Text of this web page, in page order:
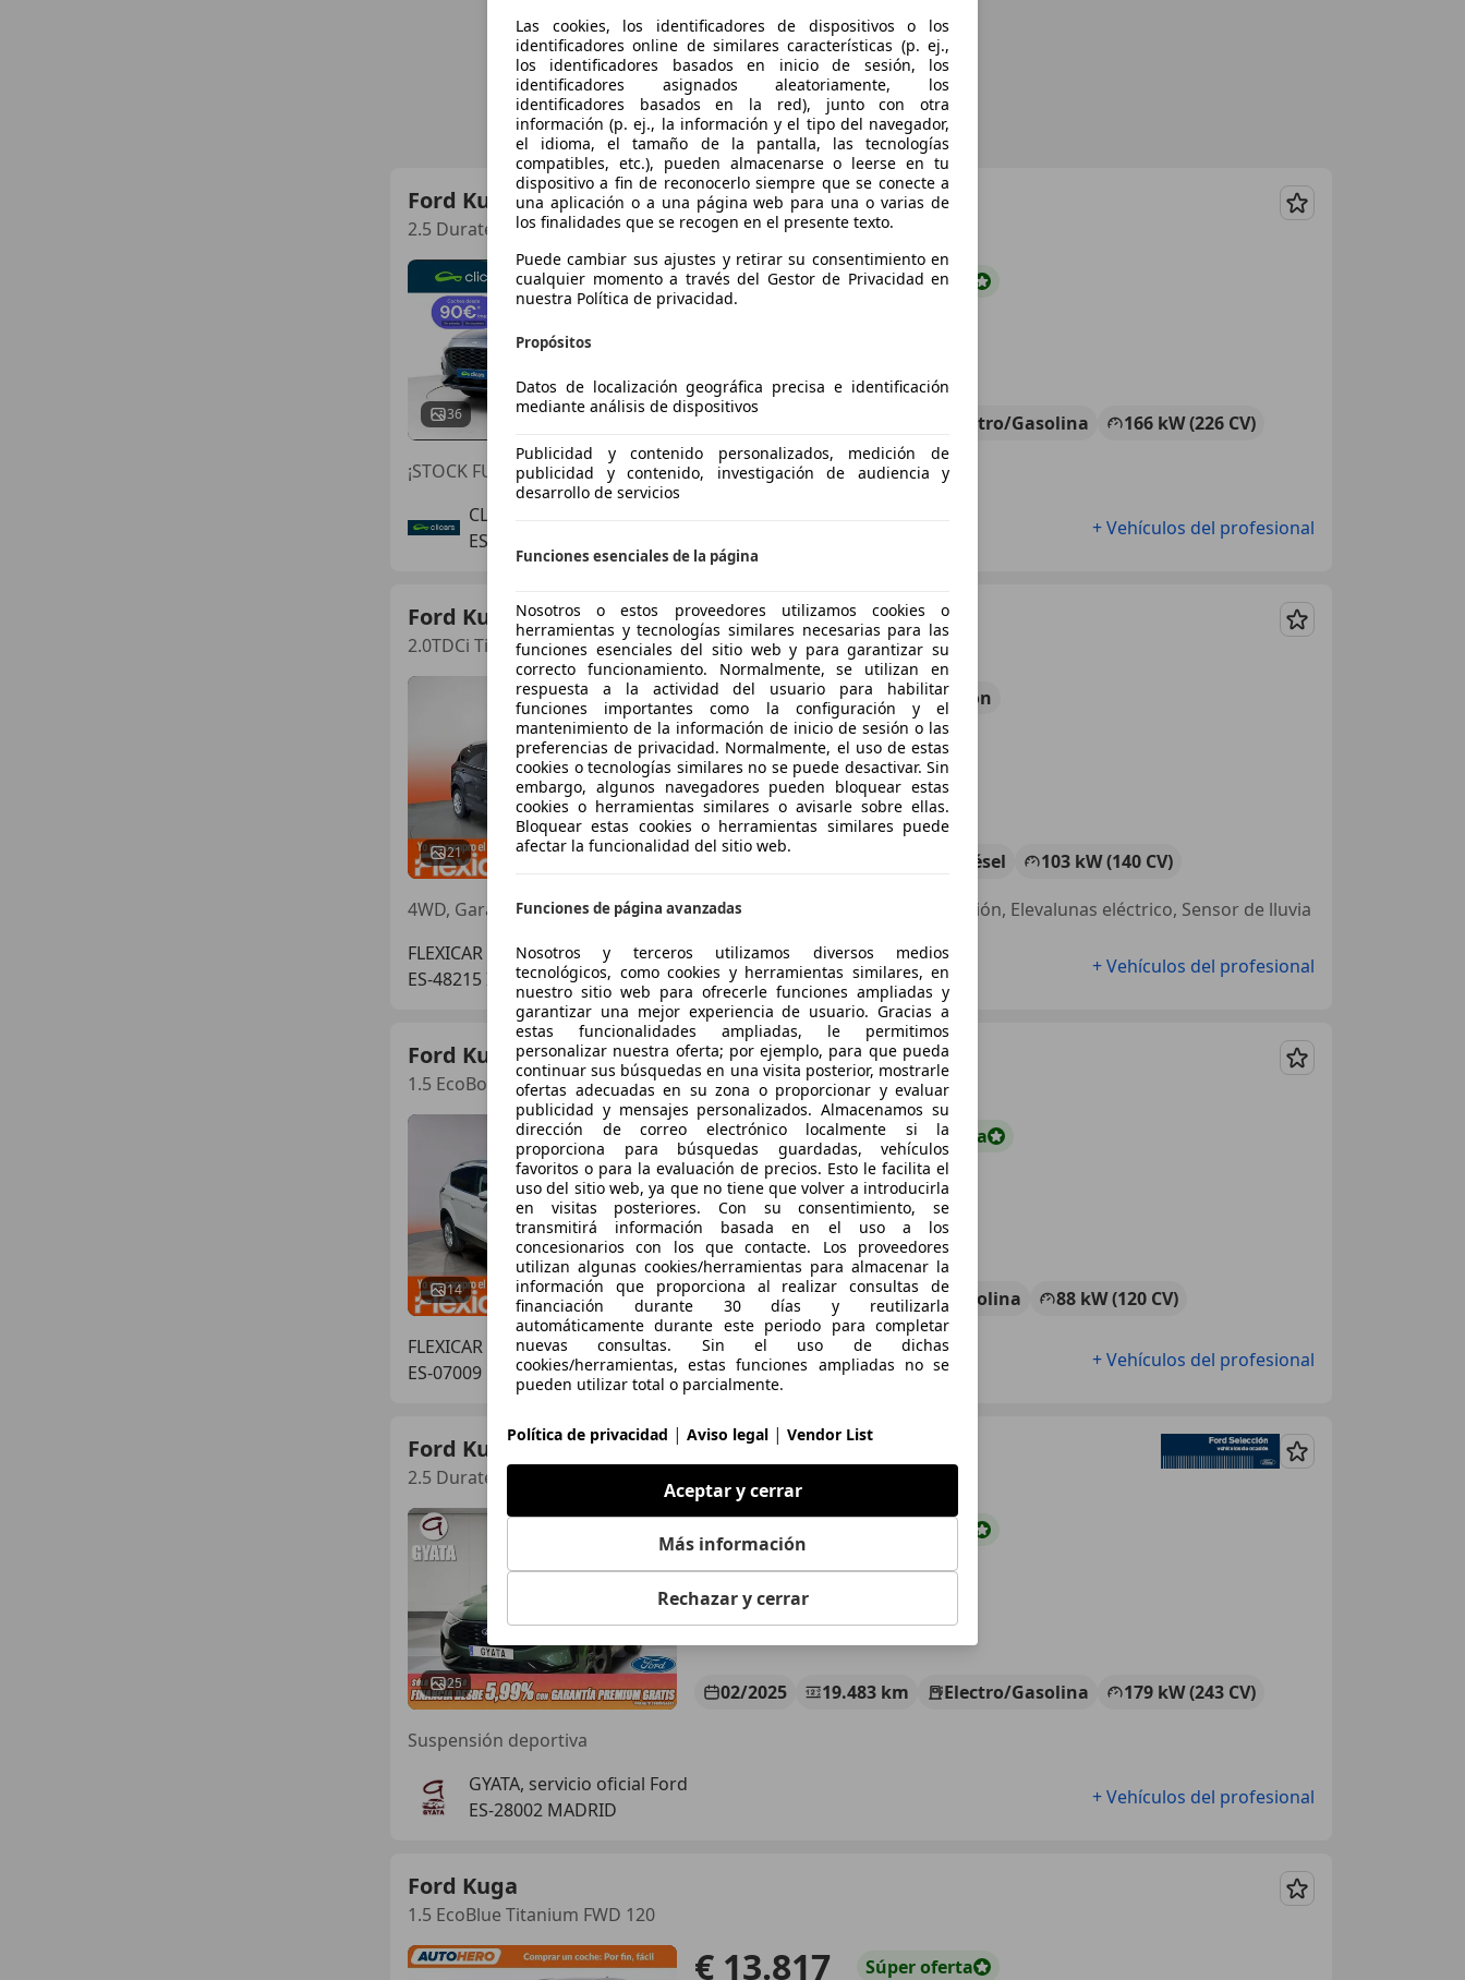
Ford Kuga
2.5 Duratec PHEV ST-Line 4x2
Guardar
36
€ 20.490 Súperoferta
Electro/Gasolina
166 kW (226 CV)
¡STOCK FUERA! Hasta -45% dto sobre financiación!
CLICARS MADRID
ES-28021 MADRID
+ Vehículos del profesional
Ford Kuga
2.0TDCi Titanium 4x4 Powershift 140
Guardar
21
€ 8.890 Sin comparación
Diésel
103 kW (140 CV)
4WD, Garantia, ABS, Control de velocidad, Bluetooth, Llantas de aleación, Elevalunas eléctrico, Sensor de lluvia
FLEXICAR BILBAO - Iurreta
ES-48215 IURRETA
+ Vehículos del profesional
Ford Kuga
1.5 EcoBoost 88kW 4x2 Trend+
Guardar
14
€ 12.390 1 Súper oferta
01/2019 48.883 km Gasolina
88 kW (120 CV)
FLEXICAR PALMA DE MALLORCA - Gran Vía Asima
ES-07009 Palma de Mallorca
+ Vehículos del profesional
Ford Kuga
2.5 Duratec PHEV ST-Line 4x2
Guardar
25
€ 25.990
02/2025 19.483 km Electro/Gasolina
179 kW (243 CV)
Suspensión deportiva
GYATA, servicio oficial Ford
ES-28002 MADRID
+ Vehículos del profesional
Ford Kuga
1.5 EcoBlue Titanium FWD 120
Guardar
€ 13.817 Súperoferta
Las cookies, los identificadores de dispositivos o los
identificadores online de similares características (p. ej.,
los identificadores basados en inicio de sesión, los
identificadores asignados aleatoriamente, los
identificadores basados en la red), junto con otra
información (p. ej., la información y el tipo del navegador,
el idioma, el tamaño de la pantalla, las tecnologías
compatibles, etc.), pueden almacenarse o leerse en tu
dispositivo a fin de reconocerlo siempre que se conecte a
una aplicación o a una página web para una o varias de
los finalidades que se recogen en el presente texto.
Puede cambiar sus ajustes y retirar su consentimiento en
cualquier momento a través del Gestor de Privacidad en
nuestra Política de privacidad.
Propósitos
Datos de localización geográfica precisa e identificación
mediante análisis de dispositivos
Publicidad y contenido personalizados, medición de
publicidad y contenido, investigación de audiencia y
desarrollo de servicios
Funciones esenciales de la página
Nosotros o estos proveedores utilizamos cookies o
herramientas y tecnologías similares necesarias para las
funciones esenciales del sitio web y para garantizar su
correcto funcionamiento. Normalmente, se utilizan en
respuesta a la actividad del usuario para habilitar
funciones importantes como la configuración y el
mantenimiento de la información de inicio de sesión o las
preferencias de privacidad. Normalmente, el uso de estas
cookies o tecnologías similares no se puede desactivar. Sin
embargo, algunos navegadores pueden bloquear estas
cookies o herramientas similares o avisarle sobre ellas.
Bloquear estas cookies o herramientas similares puede
afectar la funcionalidad del sitio web.
Funciones de página avanzadas
Nosotros y terceros utilizamos diversos medios
tecnológicos, como cookies y herramientas similares, en
nuestro sitio web para ofrecerle funciones ampliadas y
garantizar una mejor experiencia de usuario. Gracias a
estas funcionalidades ampliadas, le permitimos
personalizar nuestra oferta; por ejemplo, para que pueda
continuar sus búsquedas en una visita posterior, mostrarle
ofertas adecuadas en su zona o proporcionar y evaluar
publicidad y mensajes personalizados. Almacenamos su
dirección de correo electrónico localmente si la
proporciona para búsquedas guardadas, vehículos
favoritos o para la evaluación de precios. Esto le facilita el
uso del sitio web, ya que no tiene que volver a introducirla
en visitas posteriores. Con su consentimiento, se
transmitirá información basada en el uso a los
concesionarios con los que contacte. Los proveedores
utilizan algunas cookies/herramientas para almacenar la
información que proporciona al realizar consultas de
financiación durante 30 días y reutilizarla
automáticamente durante este periodo para completar
nuevas consultas. Sin el uso de dichas
cookies/herramientas, estas funciones ampliadas no se
pueden utilizar total o parcialmente.
Política de privacidad | Aviso legal | Vendor List
Aceptar y cerrar
Más información
Rechazar y cerrar